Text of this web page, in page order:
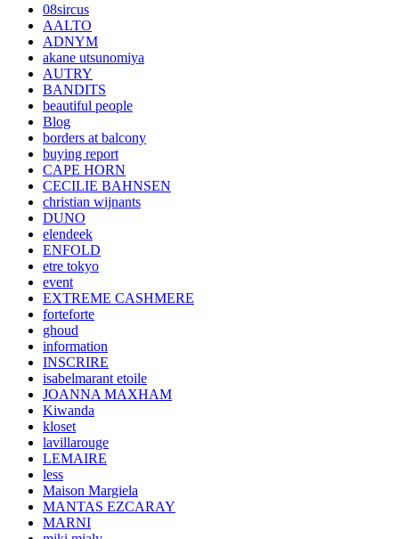
08sircus
AALTO
ADNYM
akane utsunomiya
AUTRY
BANDITS
beautiful people
Blog
borders at balcony
buying report
CAPE HORN
CECILIE BAHNSEN
christian wijnants
DUNO
elendeek
ENFOLD
etre tokyo
event
EXTREME CASHMERE
forteforte
ghoud
information
INSCRIRE
isabelmarant etoile
JOANNA MAXHAM
Kiwanda
kloset
lavillarouge
LEMAIRE
less
Maison Margiela
MANTAS EZCARAY
MARNI